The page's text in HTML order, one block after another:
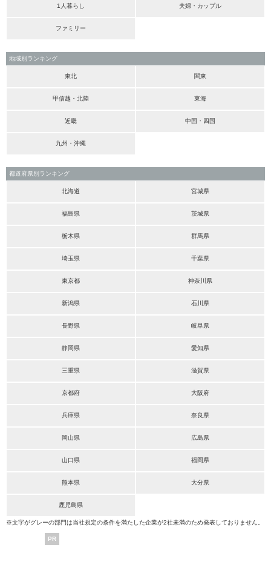
1人暮らし 夫婦・カップル
ファミリー
地域別ランキング
東北 関東
甲信越・北陸 東海
近畿 中国・四国
九州・沖縄
都道府県別ランキング
北海道 宮城県
福島県 茨城県
栃木県 群馬県
埼玉県 千葉県
東京都 神奈川県
新潟県 石川県
長野県 岐阜県
静岡県 愛知県
三重県 滋賀県
京都府 大阪府
兵庫県 奈良県
岡山県 広島県
山口県 福岡県
熊本県 大分県
鹿児島県
※文字がグレーの部門は当社規定の条件を満たした企業が2社未満のため発表しておりません。
PR